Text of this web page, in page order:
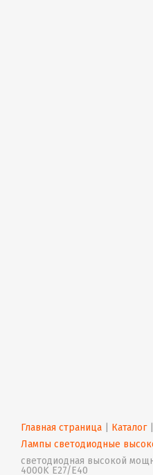
Главная страница Каталог |
Лампы светодиодные
светодиодная высокой
4000K E27/E40